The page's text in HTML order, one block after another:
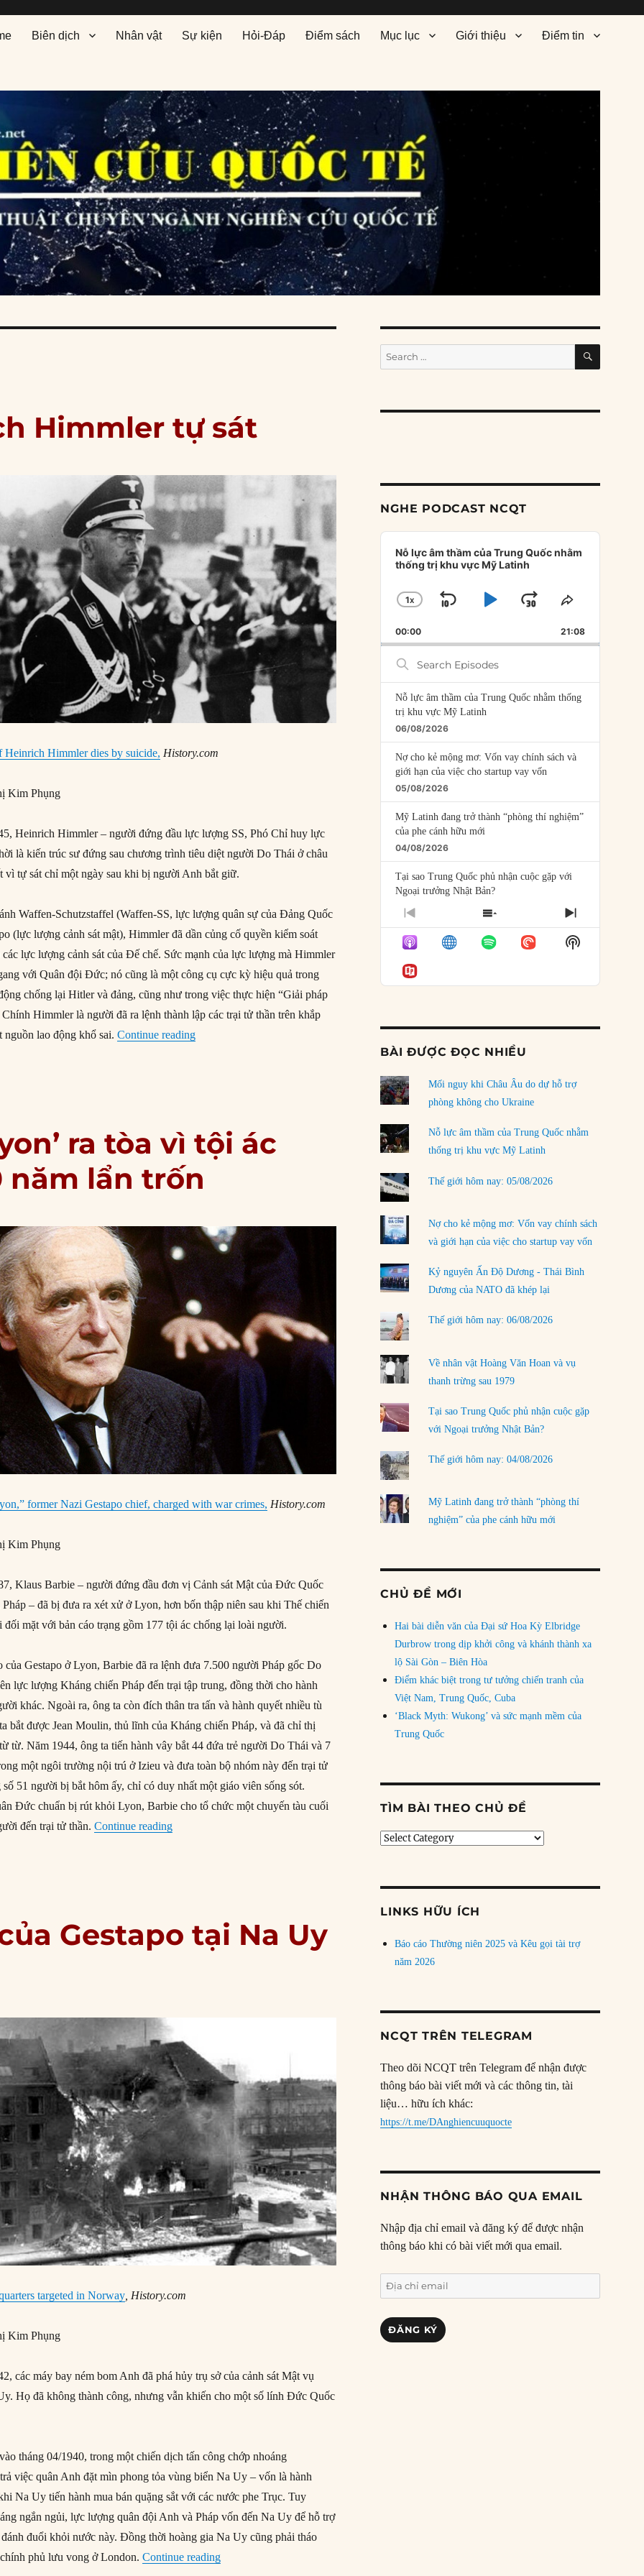
Biên dịch Nhân vật Sự kiện Hỏi-Đáp Điểm sách Mục lục Giới thiệu Điểm tin
Himmler tự sát
Heinrich Himmler dies by suicide, History.com
Kim Phụng
Heinrich Himmler – người đứng đầu lực lượng SS, Phó Chỉ huy lực
là kiến trúc sư đứng sau chương trình tiêu diệt người Do Thái ở châu
vì tự sát chỉ một ngày sau khi bị người Anh bắt giữ.
Waffen-Schutzstaffel (Waffen-SS, lực lượng quân sự của Đảng Quốc
(lực lượng cảnh sát mật), Himmler đã dần củng cố quyền kiểm soát
lực lượng cảnh sát của Đế chế. Sức mạnh của lực lượng mà Himmler
với Quân đội Đức; nó cũng là một công cụ cực kỳ hiệu quả trong
chống lại Hitler và đảng, cũng như trong việc thực hiện “Giải pháp
Himmler là người đã ra lệnh thành lập các trại tử thần trên khắp
nguồn lao động khổ sai.Continue reading“23/05/1945: Heinrich Himmler tự sát”
ra tòa vì tội ác
năm lẩn trốn
former Nazi Gestapo chief, charged with war crimes, History.com
Kim Phụng
Klaus Barbie – người đứng đầu đơn vị Cảnh sát Mật của Đức Quốc
– đã bị đưa ra xét xử ở Lyon, hơn bốn thập niên sau khi Thế chiến
đối mặt với bản cáo trạng gồm 177 tội ác chống lại loài người.
của Gestapo ở Lyon, Barbie đã ra lệnh đưa 7.500 người Pháp gốc Do
lực lượng Kháng chiến Pháp đến trại tập trung, đồng thời cho hành
khác. Ngoài ra, ông ta còn đích thân tra tấn và hành quyết nhiều tù
bắt được Jean Moulin, thủ lĩnh của Kháng chiến Pháp, và đã chỉ thị
từ. Năm 1944, ông ta tiến hành vây bắt 44 đứa trẻ người Do Thái và 7
một ngôi trường nội trú ở Izieu và đưa toàn bộ nhóm này đến trại tử
51 người bị bắt hôm ấy, chỉ có duy nhất một giáo viên sống sót.
Đức chuẩn bị rút khỏi Lyon, Barbie cho tổ chức một chuyến tàu cuối
đến trại tử thần.Continue reading“11/05/1987: ‘Đồ tể Lyon’ ra tòa vì tội ác chiến tranh sau 40 năm lẩn trốn”
Gestapo tại Na Uy
targeted in Norway , History.com
Kim Phụng
các máy bay ném bom Anh đã phá hủy trụ sở của cảnh sát Mật vụ
Họ đã không thành công, nhưng vẫn khiến cho một số lính Đức Quốc
vào tháng 04/1940, trong một chiến dịch tấn công chớp nhoáng
việc quân Anh đặt mìn phong tỏa vùng biển Na Uy – vốn là hành
Na Uy tiến hành mua bán quặng sắt với các nước phe Trục. Tuy
ngắn ngủi, lực lượng quân đội Anh và Pháp vốn đến Na Uy để hỗ trợ
đuổi khỏi nước này. Đồng thời hoàng gia Na Uy cũng phải tháo
phủ lưu vong ở London.Continue reading“25/09/1942: Trụ sở của Gestapo tại Na Uy bị ném bom”
Search
for:
SEARCH
NGHE PODCAST NCQT
Audio
Player
Nỗ lực âm thầm của Trung Quốc nhằm
thống trị khu vực Mỹ Latinh
CHANGE
RATE
1X
SKIP
BACKWARD
PLAYJUMP
FORWARD
SHARE
EPISODE
00:00 21:08
Search
Episodes
Nỗ lực âm thầm của Trung Quốc nhằm thống
trị khu vực Mỹ Latinh
06/08/2026
Nợ cho kẻ mộng mơ: Vốn vay chính sách và
giới hạn của việc cho startup vay vốn
05/08/2026
Mỹ Latinh đang trở thành “phòng thí nghiệm”
của phe cánh hữu mới
04/08/2026
Tại sao Trung Quốc phủ nhận cuộc gặp với
Ngoại trưởng Nhật Bản?
04/08/2026
Điểm mù chiến lược của Trump tại Thái Bình
Dương
03/08/2026
rủi ro
01/08/2026
31/07/2026
phải chịu đựng?
30/07/2026
Tập tìm cách chôn vùi bê bối chấn động vòng
tròn thân cận của mình
LOAD MORE
PREVIOUS
EPISODE
SHOW
EPISODES
LIST
NEXT
EPISODE
Show
Podcast
BÀI ĐƯỢC ĐỌC NHIỀU
Mối nguy khi Châu Âu do dự hỗ trợ
phòng không cho Ukraine
Nỗ lực âm thầm của Trung Quốc nhằm
thống trị khu vực Mỹ Latinh
Thế giới hôm nay: 05/08/2026
Nợ cho kẻ mộng mơ: Vốn vay chính sách
và giới hạn của việc cho startup vay vốn
Kỷ nguyên Ấn Độ Dương - Thái Bình
Dương của NATO đã khép lại
Thế giới hôm nay: 06/08/2026
Về nhân vật Hoàng Văn Hoan và vụ
thanh trừng sau 1979
Tại sao Trung Quốc phủ nhận cuộc gặp
với Ngoại trưởng Nhật Bản?
Thế giới hôm nay: 04/08/2026
Mỹ Latinh đang trở thành “phòng thí
nghiệm” của phe cánh hữu mới
CHỦ ĐỀ MỚI
Hai bài diễn văn của Đại sứ Hoa Kỳ Elbridge
Durbrow trong dịp khởi công và khánh thành xa
lộ Sài Gòn – Biên Hòa
Điểm khác biệt trong tư tưởng chiến tranh của
Việt Nam, Trung Quốc, Cuba
‘Black Myth: Wukong’ và sức mạnh mềm của
Trung Quốc
TÌM BÀI THEO CHỦ ĐỀ
Tìm
chủ
LINKS HỮU ÍCH
Báo cáo Thường niên 2025 và Kêu gọi tài trợ
năm 2026
NCQT TRÊN TELEGRAM
Theo dõi NCQT trên Telegram để nhận được
thông báo bài viết mới và các thông tin, tài
liệu… hữu ích khác:
https://t.me/DAnghiencuuquocte
NHẬN THÔNG BÁO QUA EMAIL
Nhập địa chỉ email và đăng ký để được nhận
thông báo khi có bài viết mới qua email.
Địa
chỉ
email
ĐĂNG KÝ